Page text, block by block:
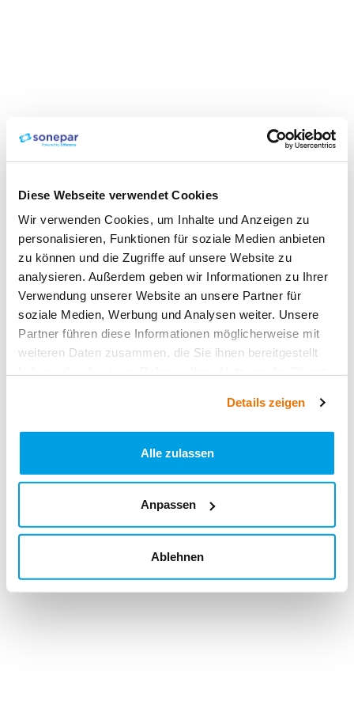
Diese Webseite verwendet Cookies
Wir verwenden Cookies, um Inhalte und Anzeigen zu
personalisieren, Funktionen für soziale Medien anbieten
zu können und die Zugriffe auf unsere Website zu
analysieren. Außerdem geben wir Informationen zu Ihrer
Verwendung unserer Website an unsere Partner für
soziale Medien, Werbung und Analysen weiter. Unsere
Partner führen diese Informationen möglicherweise mit
weiteren Daten zusammen, die Sie ihnen bereitgestellt
Details zeigen
Alle zulassen
Anpassen
Ablehnen